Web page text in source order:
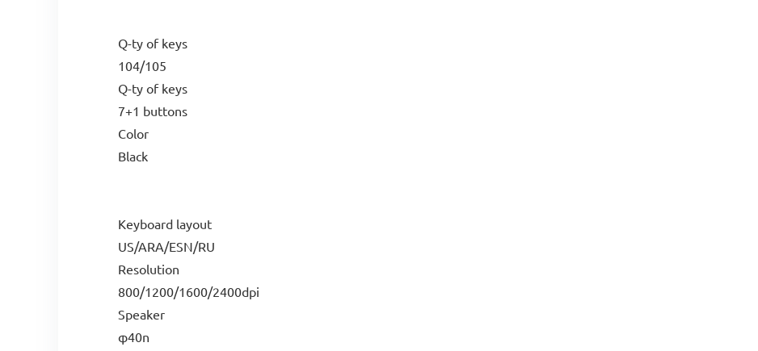
Q-ty of keys
104/105
Q-ty of keys
7+1 buttons
Color
Black
Keyboard layout
US/ARA/ESN/RU
Resolution
800/1200/1600/2400dpi
Speaker
φ40n